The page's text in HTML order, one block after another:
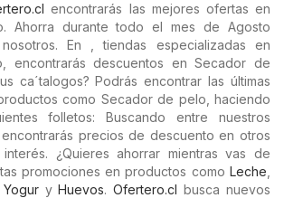
encontrarás las mejores ofertas en
Ahorra durante todo el mes de Agosto
En , tiendas especializadas en
encontrarás descuentos en Secador de
ca´talogos? Podrás encontrar las últimas
como Secador de pelo, haciendo
folletos: Buscando entre nuestros
precios de descuento en otros
¿Quieres ahorrar mientras vas de
promociones en productos como Leche
YoguryHuevos.Ofertero.cl busca nuevos